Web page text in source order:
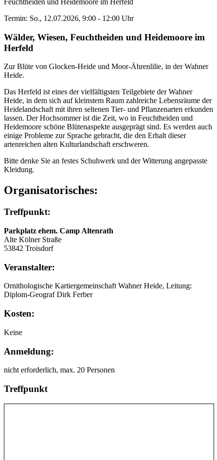
Feuchtheiden und Heidemoore im Herfeld
Termin: So., 12.07.2026, 9:00 - 12:00 Uhr
Wälder, Wiesen, Feuchtheiden und Heidemoore im
Herfeld
Zur Blüte von Glocken-Heide und Moor-Ährenlilie, in der Wahner
Heide.
Das Herfeld ist eines der vielfältigsten Teilgebiete der Wahner
Heide, in dem sich auf kleinstem Raum zahlreiche Lebensräume der
Heidelandschaft mit ihren seltenen Tier- und Pflanzenarten erkunden
lassen. Der Hochsommer ist die Zeit, wo in Feuchtheiden und
Heidemoore schöne Blütenaspekte ausgeprägt sind. Es werden auch
einige Probleme zur Sprache gebracht, die den Erhalt dieser
artenreichen alten Kulturlandschaft erschweren.
Bitte denke Sie an festes Schuhwerk und der Witterung angepasste
Kleidung.
Organisatorisches:
Treffpunkt:
Parkplatz ehem. Camp Altenrath
Alte Kölner Straße
53842 Troisdorf
Veranstalter:
Ornithologische Kartiergemeinschaft Wahner Heide, Leitung:
Diplom-Geograf Dirk Ferber
Kosten:
Keine
Anmeldung:
nicht erforderlich, max. 20 Personen
Treffpunkt